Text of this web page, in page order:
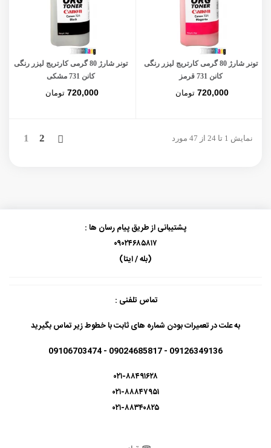
تونر شارژ 80 گرمی کارتریج لیزر رنگی
کانن 731 قرمز
720,000 تومان
تونر شارژ 80 گرمی کارتریج لیزر رنگی
کانن 731 مشکی
720,000 تومان
نمایش 1 تا 24 از 47 مورد 1 2
بعدی
پشتیبانی از طریق پیام رسان ها :
۰۹۰۲۴۶۸۵۸۱۷
(بله / ایتا)
تماس تلفنی :
به علت در تعمیرات بودن شماره های ثابت با خطوط زیر تماس بگیرید
09126349136 - 09024685817 - 09106703474
۰۲۱-۸۸۴۹۱۶۲۸
۰۲۱-۸۸۸۴۷۹۵۱
۰۲۱-۸۸۳۴۰۸۲۵